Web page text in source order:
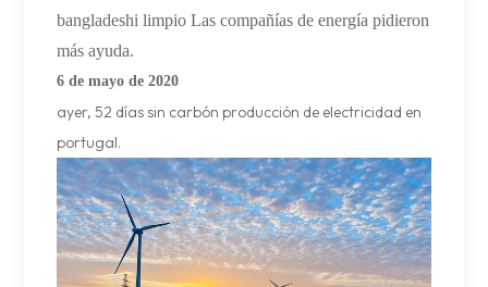
bangladeshi limpio Las compañías de energía pidieron
más ayuda.
6 de mayo de 2020
ayer, 52 días sin carbón producción de electricidad en
portugal.